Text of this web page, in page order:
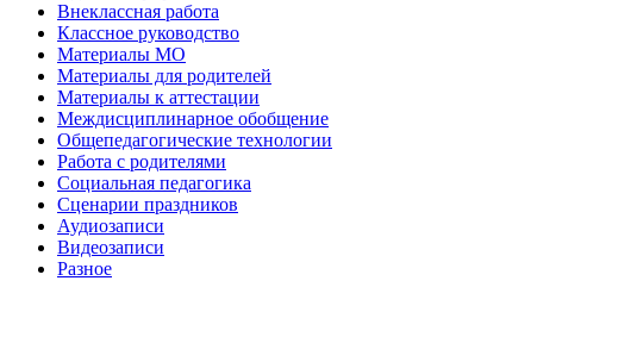
Внеклассная работа
Классное руководство
Материалы МО
Материалы для родителей
Материалы к аттестации
Междисциплинарное обобщение
Общепедагогические технологии
Работа с родителями
Социальная педагогика
Сценарии праздников
Аудиозаписи
Видеозаписи
Разное